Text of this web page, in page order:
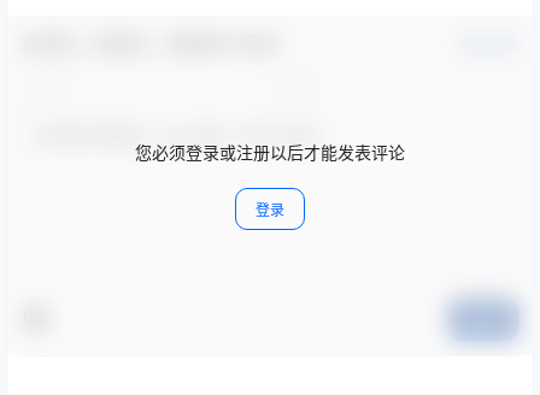
您必须登录或注册以后才能发表评论
登录